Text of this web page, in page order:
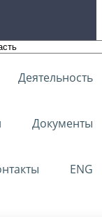
Деятельность
Документы
ENG